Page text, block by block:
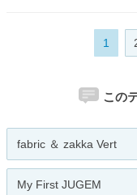
1
この
fabric ＆ zakka Vert
My First JUGEM